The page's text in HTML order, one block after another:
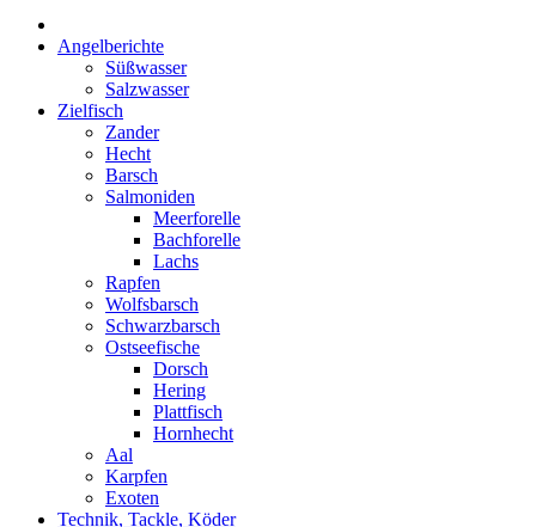
Angelberichte
Süßwasser
Salzwasser
Zielfisch
Zander
Hecht
Barsch
Salmoniden
Meerforelle
Bachforelle
Lachs
Rapfen
Wolfsbarsch
Schwarzbarsch
Ostseefische
Dorsch
Hering
Plattfisch
Hornhecht
Aal
Karpfen
Exoten
Technik, Tackle, Köder